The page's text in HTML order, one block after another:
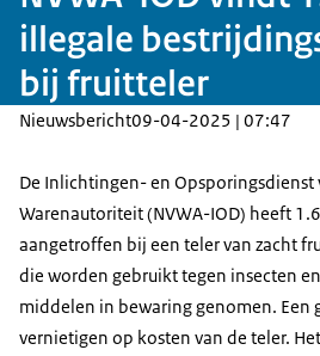
illegale
bij fruitteler
Nieuwsbericht09-04-2025 | 07:47
De Inlichtingen- en Opsporingsdienst
Warenautoriteit (NVWA-IOD) heeft
aangetroffen bij een teler van zacht
die worden gebruikt tegen insecten
middelen in bewaring genomen. Een
vernietigen op kosten van de teler.